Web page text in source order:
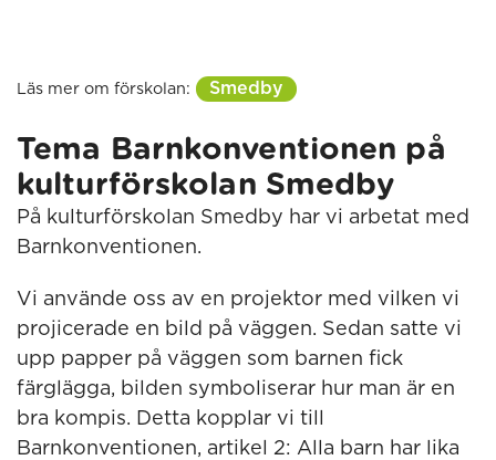
Läs mer om förskolan: Smedby
Tema Barnkonventionen på
kulturförskolan Smedby
På kulturförskolan Smedby har vi arbetat med
Barnkonventionen.
Vi använde oss av en projektor med vilken vi
projicerade en bild på väggen. Sedan satte vi
upp papper på väggen som barnen fick
färglägga, bilden symboliserar hur man är en
bra kompis. Detta kopplar vi till
Barnkonventionen, artikel 2: Alla barn har lika